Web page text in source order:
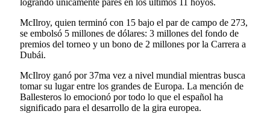
logrando únicamente pares en los últimos 11 hoyos.
McIlroy, quien terminó con 15 bajo el par de campo de 273,
se embolsó 5 millones de dólares: 3 millones del fondo de
premios del torneo y un bono de 2 millones por la Carrera a
Dubái.
McIlroy ganó por 37ma vez a nivel mundial mientras busca
tomar su lugar entre los grandes de Europa. La mención de
Ballesteros lo emocionó por todo lo que el español ha
significado para el desarrollo de la gira europea.